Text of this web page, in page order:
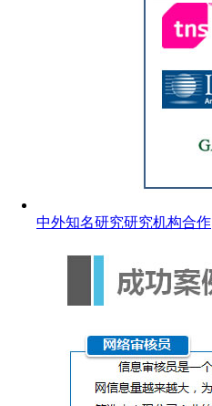
中外知名研究研究机构合作